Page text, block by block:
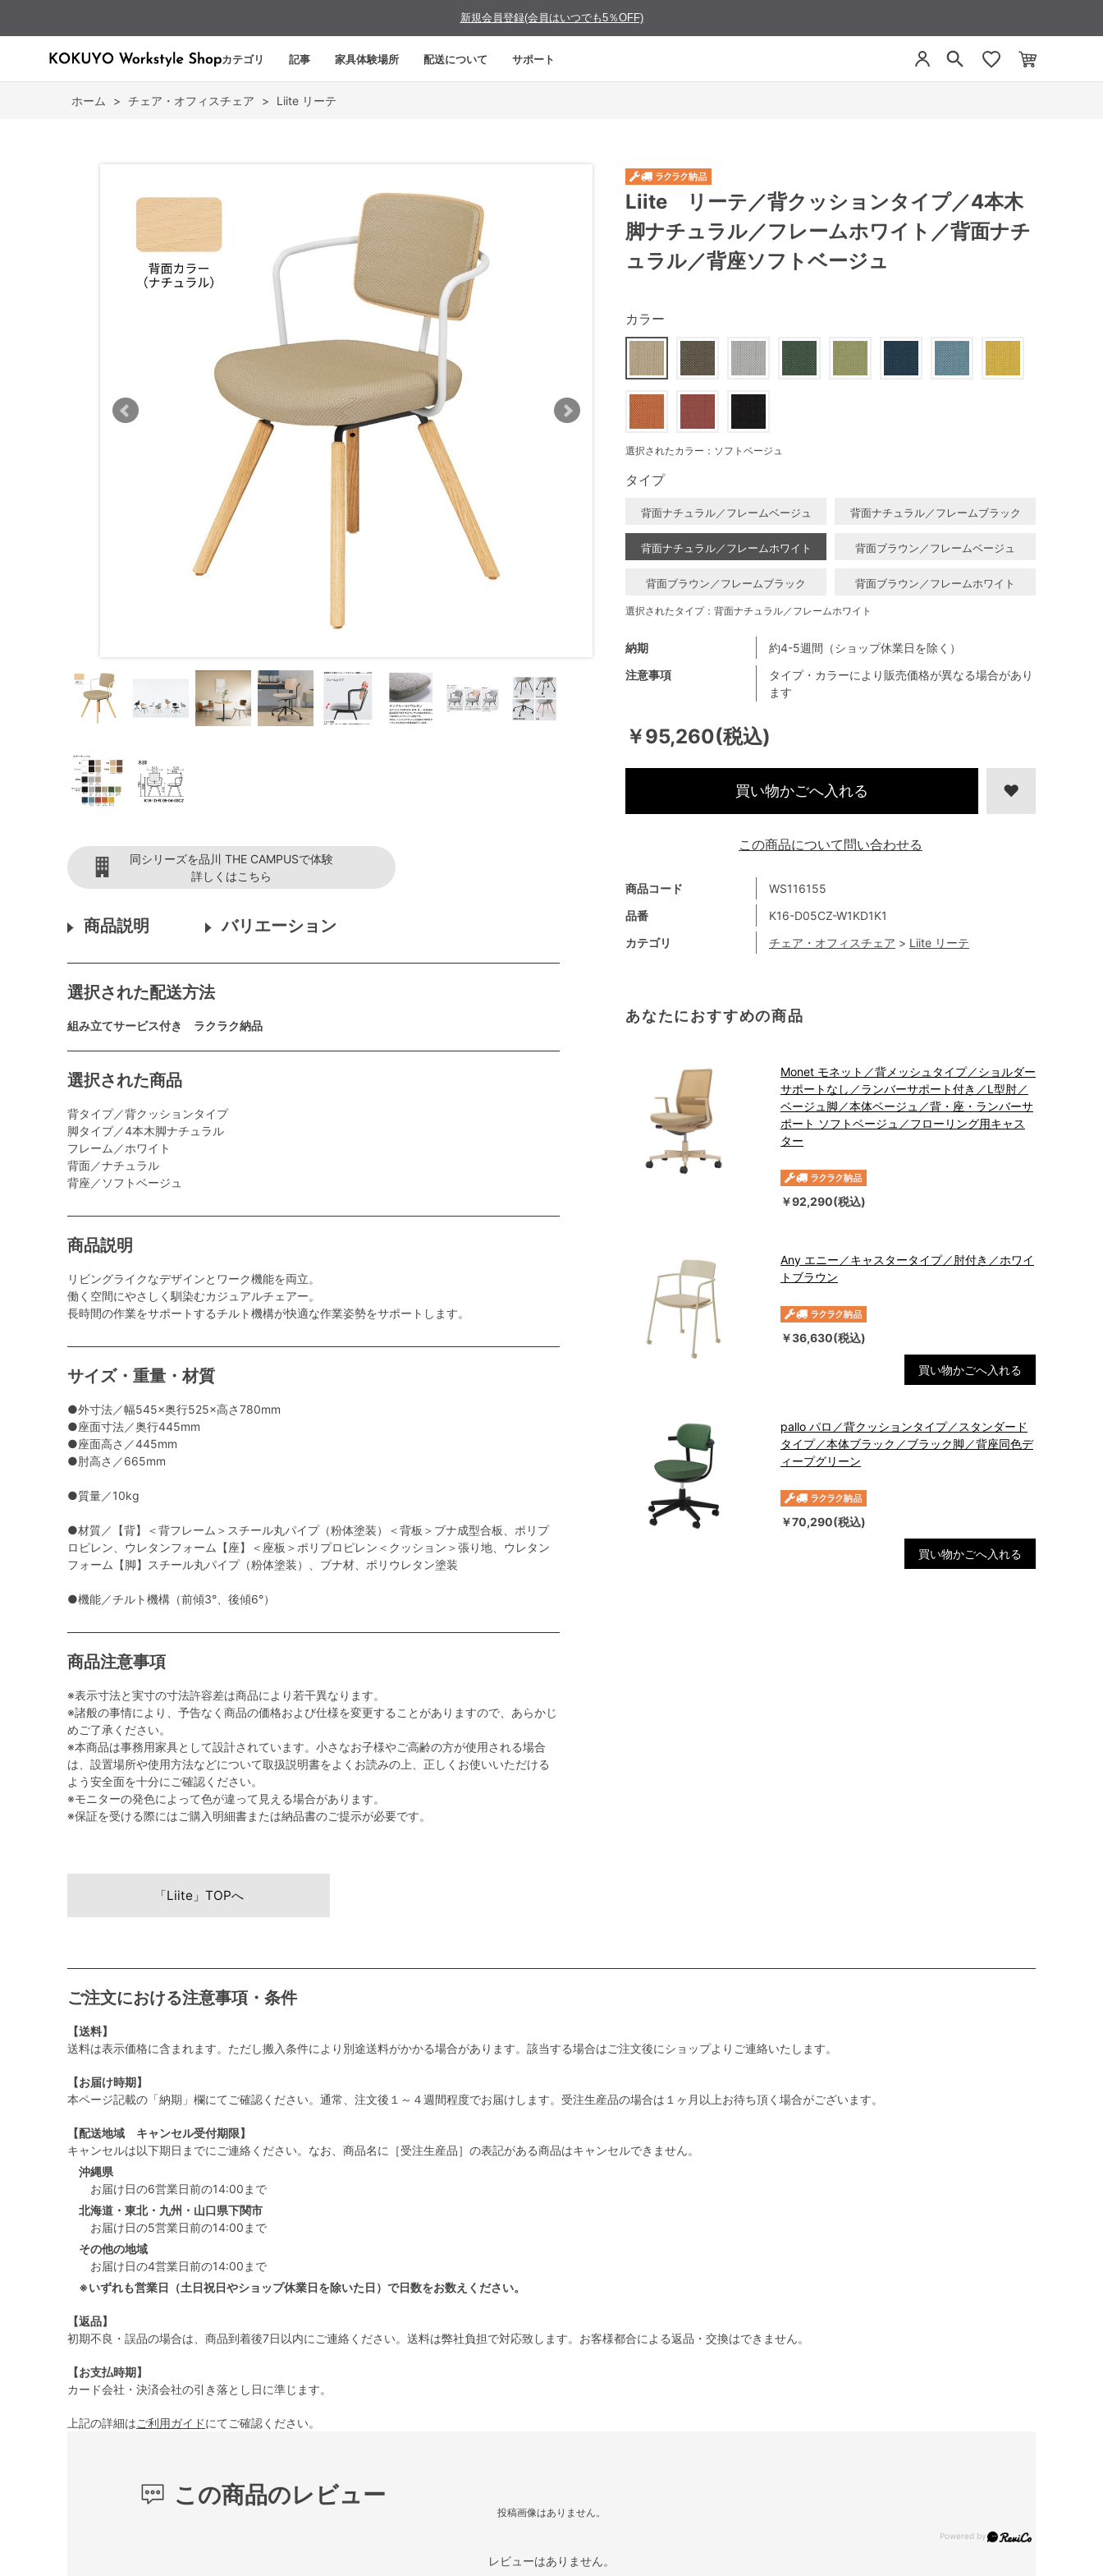
新規会員登録(会員はいつでも5％OFF)
カテゴリ 記事 家具体験場所 配送について サポート
ホーム > チェア・オフィスチェア > Liite リーテ
同シリーズを品川 THE CAMPUSで体験
詳しくはこちら
商品説明 バリエーション
選択された配送方法
組み立てサービス付き ラクラク納品
選択された商品
背タイプ／背クッションタイプ
脚タイプ／4本木脚ナチュラル
フレーム／ホワイト
背面／ナチュラル
背座／ソフトベージュ
商品説明
リビングライクなデザインとワーク機能を両立。
働く空間にやさしく馴染むカジュアルチェアー。
長時間の作業をサポートするチルト機構が快適な作業姿勢をサポートします。
サイズ・重量・材質
●外寸法／幅545×奥行525×高さ780mm
●座面寸法／奥行445mm
●座面高さ／445mm
●肘高さ／665mm
●質量／10kg
●材質／【背】＜背フレーム＞スチール丸パイプ（粉体塗装）＜背板＞ブナ成型合板、ポリプ
ロピレン、ウレタンフォーム【座】＜座板＞ポリプロピレン＜クッション＞張り地、ウレタン
フォーム【脚】スチール丸パイプ（粉体塗装）、ブナ材、ポリウレタン塗装
●機能／チルト機構（前傾3°、後傾6°）
商品注意事項
※表示寸法と実寸の寸法許容差は商品により若干異なります。
※諸般の事情により、予告なく商品の価格および仕様を変更することがありますので、あらかじ
めご了承ください。
※本商品は事務用家具として設計されています。小さなお子様やご高齢の方が使用される場合
は、設置場所や使用方法などについて取扱説明書をよくお読みの上、正しくお使いいただける
よう安全面を十分にご確認ください。
※モニターの発色によって色が違って見える場合があります。
※保証を受ける際にはご購入明細書または納品書のご提示が必要です。
Liite リーテ／背クッションタイプ／4本木
脚ナチュラル／フレームホワイト／背面ナチ
ュラル／背座ソフトベージュ
￥95,260(税込)
商品コード
WS116155
品番
K16-D05CZ-W1KD1K1
カテゴリ
チェア・オフィスチェア > Liite リーテ
注意事項
タイプ・カラーにより販売価格が異なる場合があり
ます
納期 約4-5週間（ショップ休業日を除く）
カラー
選択されたカラー：ソフトベージュ
タイプ
背面ナチュラル／フレームベージュ 背面ナチュラル／フレームブラック
背面ナチュラル／フレームホワイト 背面ブラウン／フレームベージュ
背面ブラウン／フレームブラック 背面ブラウン／フレームホワイト
選択されたタイプ：背面ナチュラル／フレームホワイト
買い物かごへ入れる
あなたにおすすめの商品
Monet モネット／背メッシュタイプ／ショルダー
サポートなし／ランバーサポート付き／L型肘／
ベージュ脚／本体ベージュ／背・座・ランバーサ
ポート ソフトベージュ／フローリング用キャス
ター
￥92,290(税込)
Any エニー／キャスタータイプ／肘付き／ホワイ
トブラウン
￥36,630(税込)
買い物かごへ入れる
pallo パロ／背クッションタイプ／スタンダード
タイプ／本体ブラック／ブラック脚／背座同色デ
ィープグリーン
￥70,290(税込)
買い物かごへ入れる
この商品について問い合わせる
「Liite」TOPへ
ご注文における注意事項・条件
【送料】
送料は表示価格に含まれます。ただし搬入条件により別途送料がかかる場合があります。該当する場合はご注文後にショップよりご連絡いたします。
【お届け時期】
本ページ記載の「納期」欄にてご確認ください。通常、注文後１～４週間程度でお届けします。受注生産品の場合は１ヶ月以上お待ち頂く場合がございます。
【配送地域 キャンセル受付期限】
キャンセルは以下期日までにご連絡ください。なお、商品名に［受注生産品］の表記がある商品はキャンセルできません。
沖縄県
お届け日の6営業日前の14:00まで
北海道・東北・九州・山口県下関市
お届け日の5営業日前の14:00まで
その他の地域
お届け日の4営業日前の14:00まで
※いずれも営業日（土日祝日やショップ休業日を除いた日）で日数をお数えください。
【返品】
初期不良・誤品の場合は、商品到着後7日以内にご連絡ください。送料は弊社負担で対応致します。お客様都合による返品・交換はできません。
【お支払時期】
カード会社・決済会社の引き落とし日に準じます。
上記の詳細はご利用ガイドにてご確認ください。
この商品のレビュー
投稿画像はありません。
レビューはありません。